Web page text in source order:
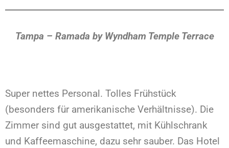
Tampa – Ramada by Wyndham Temple Terrace
Super nettes Personal. Tolles Frühstück
(besonders für amerikanische Verhältnisse). Die
Zimmer sind gut ausgestattet, mit Kühlschrank
und Kaffeemaschine, dazu sehr sauber. Das Hotel